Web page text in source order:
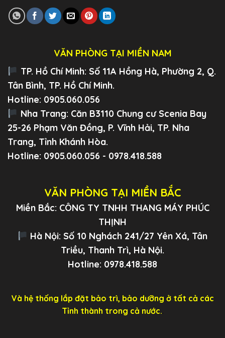
VĂN PHÒNG TẠI MIỀN NAM
TP. Hồ Chí Minh: Số 11A Hồng Hà, Phường 2, Q.
Tân Bình, TP. Hồ Chí Minh.
Hotline: 0905.060.056
Nha Trang: Căn B3110 Chung cư Scenia Bay
25-26 Phạm Văn Đồng, P. Vĩnh Hải, TP. Nha
Trang, Tỉnh Khánh Hòa.
Hotline: 0905.060.056 - 0978.418.588
VĂN PHÒNG TẠI MIỀN BẮC
Miền Bắc: CÔNG TY TNHH THANG MÁY PHÚC
THỊNH
Hà Nội: Số 10 Nghách 241/27 Yên Xá, Tân
Triều, Thanh Trì, Hà Nội.
Hotline: 0978.418.588
Và hệ thống lắp đặt bảo trì, bảo dưỡng ở tất cả các
Tỉnh thành trong cả nước.